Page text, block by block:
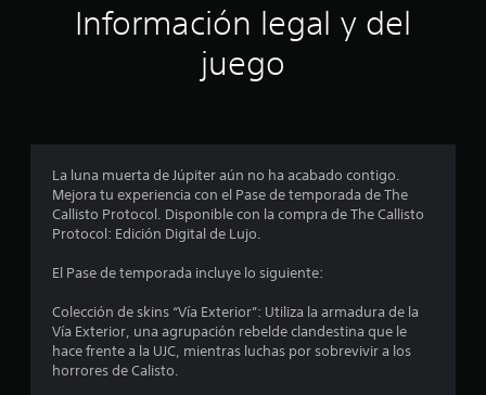
ó
r
o
m
i
Información legal y del
juego
La luna muerta de Júpiter aún no ha acabado contigo.
Mejora tu experiencia con el Pase de temporada de The
Callisto Protocol. Disponible con la compra de The Callisto
Protocol: Edición Digital de Lujo.
El Pase de temporada incluye lo siguiente:
Colección de skins “Vía Exterior”: Utiliza la armadura de la
Vía Exterior, una agrupación rebelde clandestina que le
hace frente a la UJC, mientras luchas por sobrevivir a los
horrores de Calisto.